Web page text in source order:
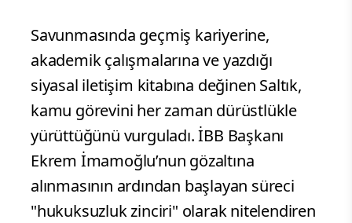
Savunmasında geçmiş kariyerine,
akademik çalışmalarına ve yazdığı
siyasal iletişim kitabına değinen Saltık,
kamu görevini her zaman dürüstlükle
yürüttüğünü vurguladı. İBB Başkanı
Ekrem İmamoğlu’nun gözaltına
alınmasının ardından başlayan süreci
"hukuksuzluk zinciri" olarak nitelendiren